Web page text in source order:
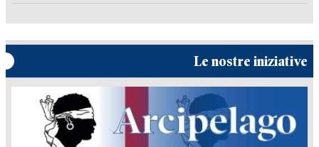
Le nostre iniziative